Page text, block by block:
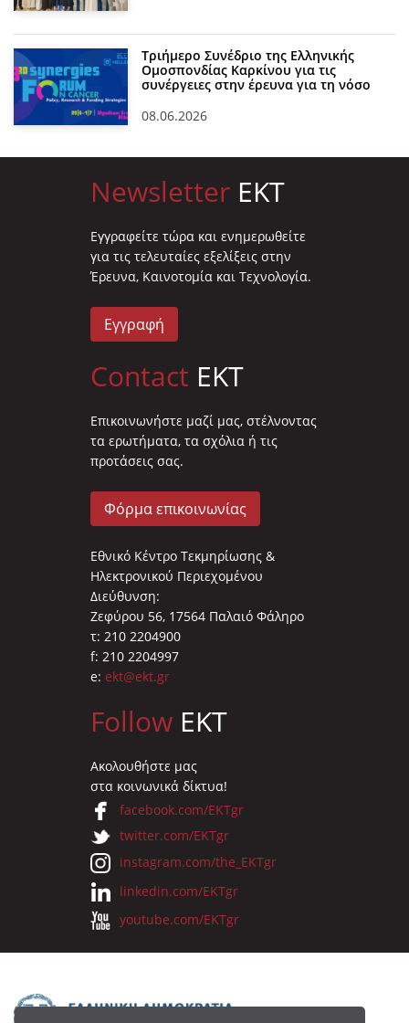
Τριήμερο Συνέδριο της Ελληνικής
Ομοσπονδίας Καρκίνου για τις
συνέργειες στην έρευνα για τη νόσο
08.06.2026
Newsletter EKT
Eγγραφείτε τώρα και ενημερωθείτε
για τις τελευταίες εξελίξεις στην
Έρευνα, Καινοτομία και Τεχνολογία.
Εγγραφή
Contact EKT
Επικοινωνήστε μαζί μας, στέλνοντας
τα ερωτήματα, τα σχόλια ή τις
προτάσεις σας.
Φόρμα επικοινωνίας
Εθνικό Κέντρο Τεκμηρίωσης &
Ηλεκτρονικού Περιεχομένου
Διεύθυνση:
Ζεφύρου 56, 17564 Παλαιό Φάληρο
τ: 210 2204900
f: 210 2204997
e: ekt@ekt.gr
Follow EKT
Ακολουθήστε μας
στα κοινωνικά δίκτυα!
facebook.com/EKTgr
twitter.com/EKTgr
instagram.com/the_EKTgr
linkedin.com/EKTgr
youtube.com/EKTgr